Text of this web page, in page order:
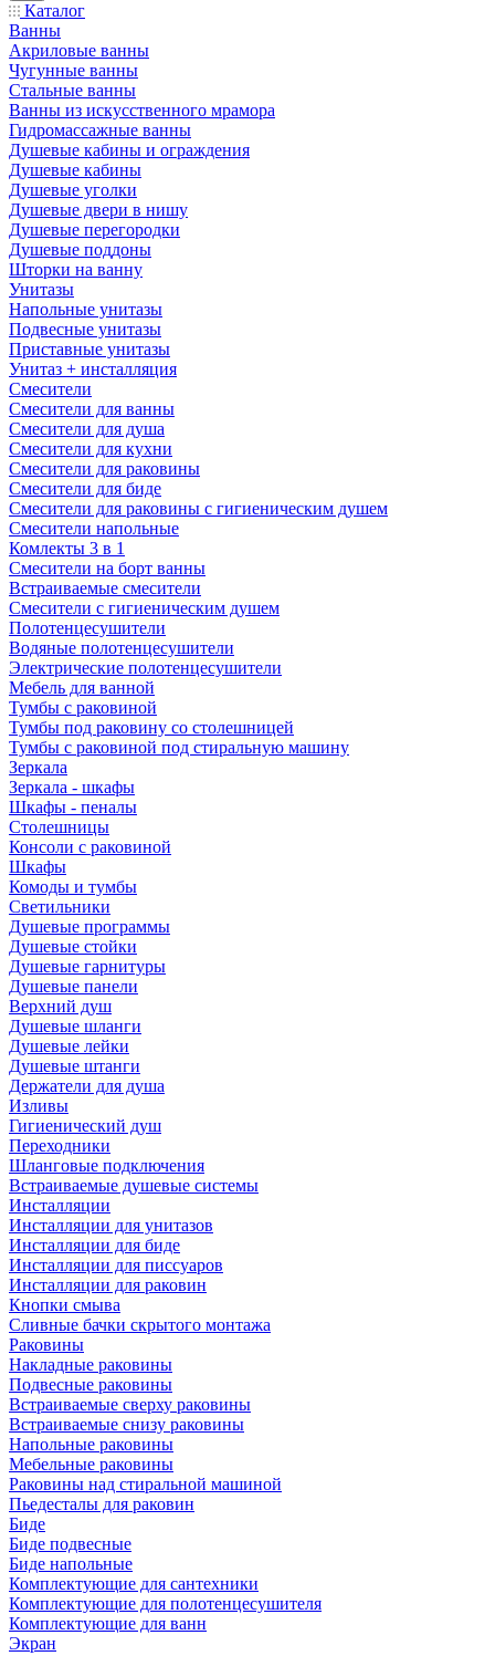
Каталог
Ванны
Акриловые ванны
Чугунные ванны
Стальные ванны
Ванны из искусственного мрамора
Гидромассажные ванны
Душевые кабины и ограждения
Душевые кабины
Душевые уголки
Душевые двери в нишу
Душевые перегородки
Душевые поддоны
Шторки на ванну
Унитазы
Напольные унитазы
Подвесные унитазы
Приставные унитазы
Унитаз + инсталляция
Смесители
Смесители для ванны
Смесители для душа
Смесители для кухни
Смесители для раковины
Смесители для биде
Смесители для раковины с гигиеническим душем
Смесители напольные
Комлекты 3 в 1
Смесители на борт ванны
Встраиваемые смесители
Смесители с гигиеническим душем
Полотенцесушители
Водяные полотенцесушители
Электрические полотенцесушители
Мебель для ванной
Тумбы с раковиной
Тумбы под раковину со столешницей
Тумбы с раковиной под стиральную машину
Зеркала
Зеркала - шкафы
Шкафы - пеналы
Столешницы
Консоли с раковиной
Шкафы
Комоды и тумбы
Светильники
Душевые программы
Душевые стойки
Душевые гарнитуры
Душевые панели
Верхний душ
Душевые шланги
Душевые лейки
Душевые штанги
Держатели для душа
Изливы
Гигиенический душ
Переходники
Шланговые подключения
Встраиваемые душевые системы
Инсталляции
Инсталляции для унитазов
Инсталляции для биде
Инсталляции для писсуаров
Инсталляции для раковин
Кнопки смыва
Сливные бачки скрытого монтажа
Раковины
Накладные раковины
Подвесные раковины
Встраиваемые сверху раковины
Встраиваемые снизу раковины
Напольные раковины
Мебельные раковины
Раковины над стиральной машиной
Пьедесталы для раковин
Биде
Биде подвесные
Биде напольные
Комплектующие для сантехники
Комплектующие для полотенцесушителя
Комплектующие для ванн
Экран